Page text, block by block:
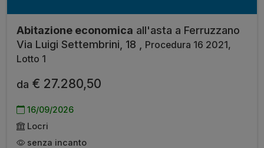
Abitazione economica all'asta a Ferruzzano
Via Luigi Settembrini, 18 ,
Procedura 16 2021,
Lotto 1
da € 27.280,50
16/09/2026
Locri
senza incanto